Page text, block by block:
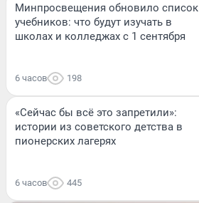
Минпросвещения обновило список
учебников: что будут изучать в
школах и колледжах с 1 сентября
6 часов 198
«Сейчас бы всё это запретили»:
истории из советского детства в
пионерских лагерях
6 часов 445